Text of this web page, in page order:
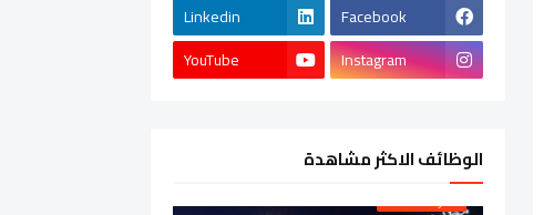
Facebook
Linkedin
Instagram
YouTube
الوظائف الاكثر مشاهدة
الشركات الخاصة